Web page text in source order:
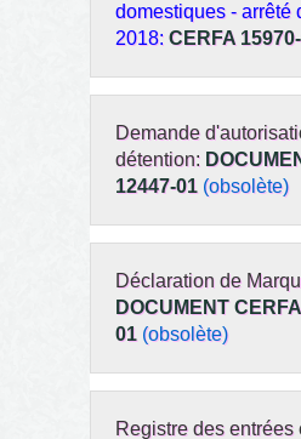
domestiques - arrêté
2018: CERFA
Demande
détention:
12447-01 (obsolète)
Déclaration de
DOCUMENT
01 (obsolète)
Registre des entrées